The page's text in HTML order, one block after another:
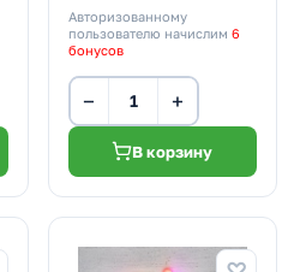
Авторизованному
пользователю начислим 6
бонусов
− +
В корзину